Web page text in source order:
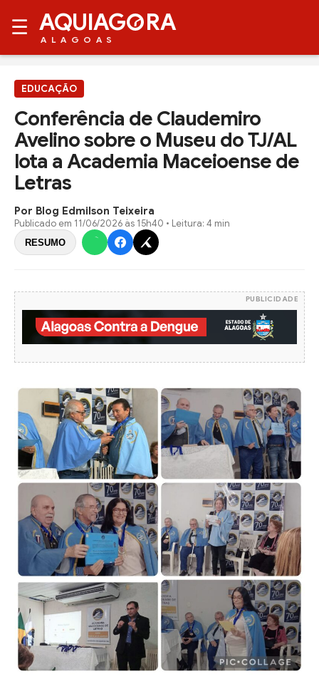
☰ AQUIAG RA
ALAGOAS
EDUCAÇÃO
Conferência de Claudemiro
Avelino sobre o Museu do TJ/AL
lota a Academia Maceioense de
Letras
Por Blog Edmilson Teixeira
Publicado em 11/06/2026 às 15h40 • Leitura: 4 min
RESUMO
PUBLICIDADE